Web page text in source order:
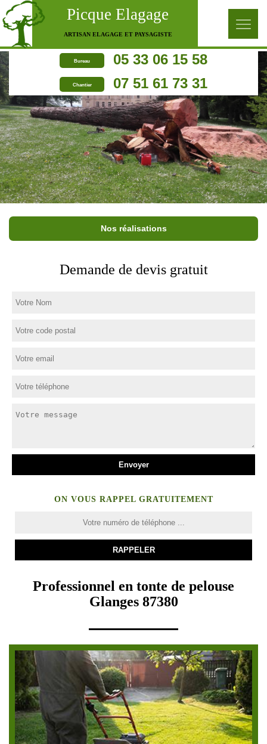
Picque Elagage
ARTISAN ELAGAGE ET PAYSAGISTE
Bureau 05 33 06 15 58
Chantier 07 51 61 73 31
Nos réalisations
Demande de devis gratuit
ON VOUS RAPPEL GRATUITEMENT
Professionnel en tonte de pelouse
Glanges 87380